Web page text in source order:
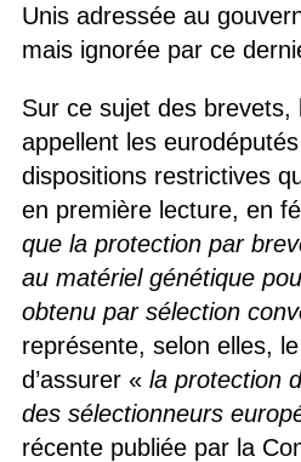
Unis adressée au
mais ignorée par ce
Sur ce sujet des brevets,
appellent les
dispositions restrictives
en première lecture, en
que la protection par
au matériel génétique
obtenu par sélection
représente, selon elles,
d’assurer « la protection
des sélectionneurs
récente publiée par la